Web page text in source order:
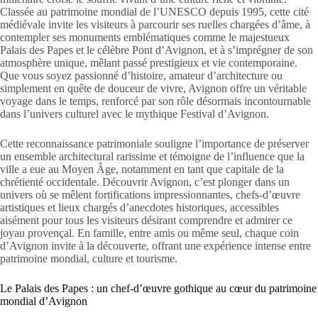
Classée au patrimoine mondial de l’UNESCO depuis 1995, cette cité
médiévale invite les visiteurs à parcourir ses ruelles chargées d’âme, à
contempler ses monuments emblématiques comme le majestueux
Palais des Papes et le célèbre Pont d’Avignon, et à s’imprégner de son
atmosphère unique, mêlant passé prestigieux et vie contemporaine.
Que vous soyez passionné d’histoire, amateur d’architecture ou
simplement en quête de douceur de vivre, Avignon offre un véritable
voyage dans le temps, renforcé par son rôle désormais incontournable
dans l’univers culturel avec le mythique Festival d’Avignon.
Cette reconnaissance patrimoniale souligne l’importance de préserver
un ensemble architectural rarissime et témoigne de l’influence que la
ville a eue au Moyen Âge, notamment en tant que capitale de la
chrétienté occidentale. Découvrir Avignon, c’est plonger dans un
univers où se mêlent fortifications impressionnantes, chefs-d’œuvre
artistiques et lieux chargés d’anecdotes historiques, accessibles
aisément pour tous les visiteurs désirant comprendre et admirer ce
joyau provençal. En famille, entre amis ou même seul, chaque coin
d’Avignon invite à la découverte, offrant une expérience intense entre
patrimoine mondial, culture et tourisme.
Le Palais des Papes : un chef-d’œuvre gothique au cœur du patrimoine
mondial d’Avignon